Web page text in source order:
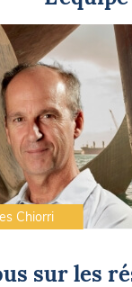
Chiorri
sur les